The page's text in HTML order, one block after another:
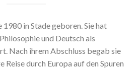
in Stade geboren. Sie hat
und Deutsch als
Nach ihrem Abschluss begab sie
Reise durch Europa auf den Spuren